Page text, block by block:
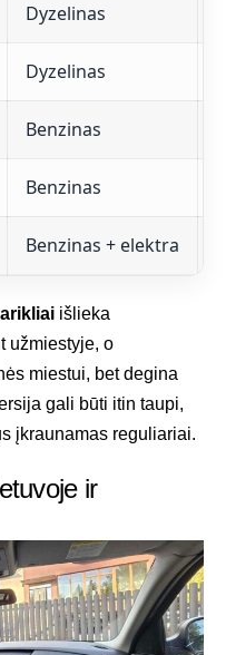
Dyzelinas
Dyzelinas
Benzinas
Benzinas
Benzinas + elektra
išlieka
užmiestyje, o
miestui, bet degina
gali būti itin taupi,
įkraunamas reguliariai.
ir